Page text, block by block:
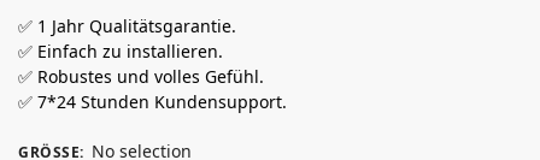
✅ 1 Jahr Qualitätsgarantie.
✅ Einfach zu installieren.
✅ Robustes und volles Gefühl.
✅ 7*24 Stunden Kundensupport.
GRÖSSE : No selection